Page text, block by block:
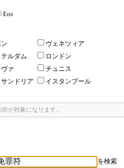
Eos
ヴェネツィア
ルダム
ロンドン
ァ
チュニス
ンドリア
イスタンブール
が対象になります。
を検索